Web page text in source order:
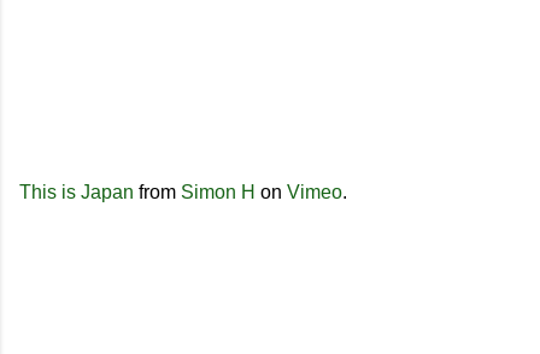
This is Japan from Simon H on Vimeo.